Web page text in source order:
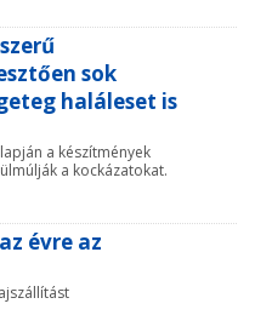
sok
haláleset is
a készítmények
a kockázatokat.
évre az